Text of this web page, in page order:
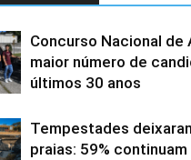
Concurso Nacional
maior número de
últimos 30 anos
Tempestades
praias: 59%